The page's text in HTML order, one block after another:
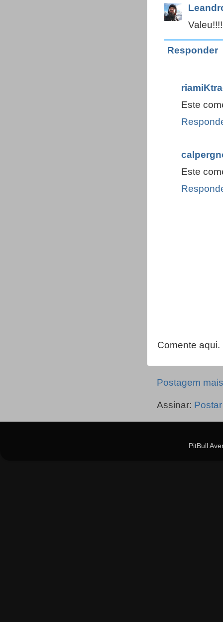
Responder
Este
Este
Comente aqui.
Postagem
Assinar:
PitBull